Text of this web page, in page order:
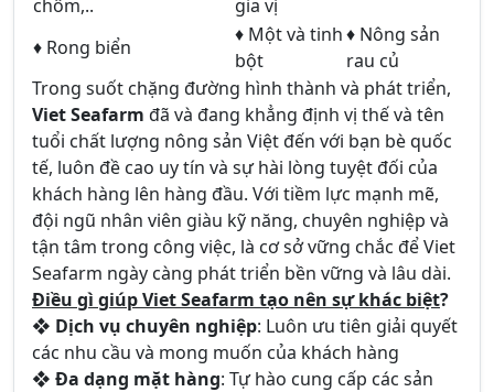
chôm,..
gia vị
♦ Rong biển
♦ Một và tinh
bột
♦ Nông sản
rau củ
Trong suốt chặng đường hình thành và phát triển,
Viet Seafarm đã và đang khẳng định vị thế và tên
tuổi chất lượng nông sản Việt đến với bạn bè quốc
tế, luôn đề cao uy tín và sự hài lòng tuyệt đối của
khách hàng lên hàng đầu. Với tiềm lực mạnh mẽ,
đội ngũ nhân viên giàu kỹ năng, chuyên nghiệp và
tận tâm trong công việc, là cơ sở vững chắc để Viet
Seafarm ngày càng phát triển bền vững và lâu dài.
Điều gì giúp Viet Seafarm tạo nên sự khác biệt?
❖ Dịch vụ chuyên nghiệp: Luôn ưu tiên giải quyết
các nhu cầu và mong muốn của khách hàng
❖ Đa dạng mặt hàng: Tự hào cung cấp các sản